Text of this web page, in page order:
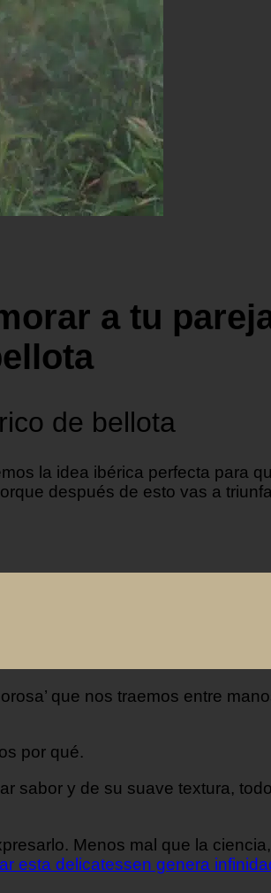
a tu
de bellota
la idea ibérica perfecta para
después de esto vas a
que nos traemos entre
por qué.
sabor y de su suave textura,
Menos mal que la
esta delicatessen genera